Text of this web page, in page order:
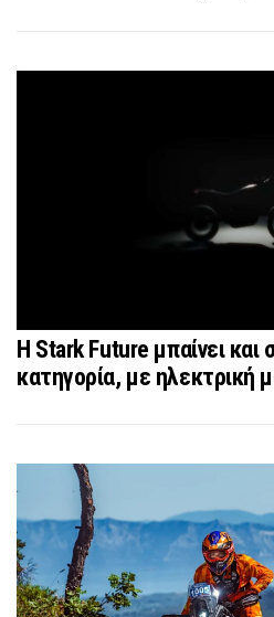
Η Stark Future μπαίνει και
κατηγορία, με ηλεκτρική